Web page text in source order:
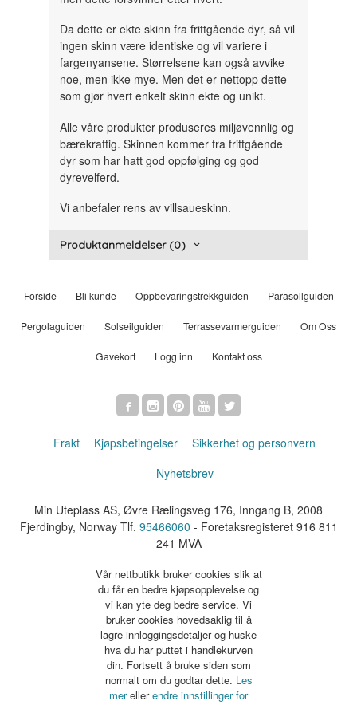
Da dette er ekte skinn fra frittgående dyr, så vil
ingen skinn være identiske og vil variere i
fargenyansene. Størrelsene kan også avvike
noe, men ikke mye. Men det er nettopp dette
som gjør hvert enkelt skinn ekte og unikt.
Alle våre produkter produseres miljøvennlig og
bærekraftig. Skinnen kommer fra frittgående
dyr som har hatt god oppfølging og god
dyrevelferd.
Vi anbefaler rens av villsaueskinn.
Produktanmeldelser (0)
Forside Bli kunde Oppbevaringstrekkguiden Parasollguiden
Pergolaguiden Solseilguiden Terrassevarmerguiden Om Oss
Gavekort Logg inn Kontakt oss
Frakt Kjøpsbetingelser
Sikkerhet og personvern
Nyhetsbrev
Min Uteplass AS, Øvre Rælingsveg 176, Inngang B, 2008
Fjerdingby, Norway Tlf. 95466060 - Foretaksregisteret 916 811
241 MVA
Vår nettbutikk bruker cookies slik at
du får en bedre kjøpsopplevelse og
vi kan yte deg bedre service. Vi
bruker cookies hovedsaklig til å
lagre innloggingsdetaljer og huske
hva du har puttet i handlekurven
din. Fortsett å bruke siden som
normalt om du godtar dette. Les
merellerendre innstillinger for